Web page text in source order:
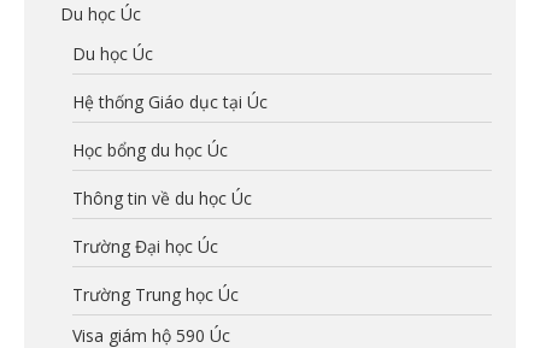
Du học Úc
Du học Úc
Hệ thống Giáo dục tại Úc
Học bổng du học Úc
Thông tin về du học Úc
Trường Đại học Úc
Trường Trung học Úc
Visa giám hộ 590 Úc